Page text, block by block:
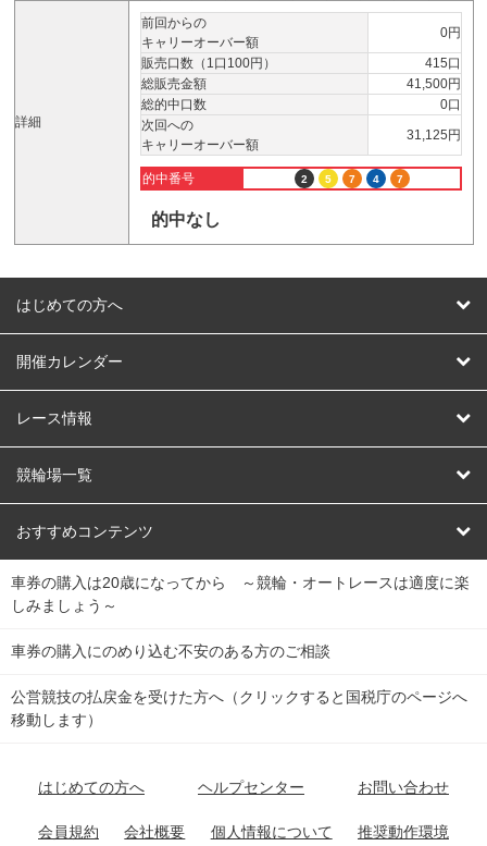
詳細
前回からの
キャリーオーバー額
0円
販売口数（1口100円）
415口
総販売金額
41,500円
総的中口数
0口
次回への
キャリーオーバー額
31,125円
的中番号 2 5 7 4 7
的中なし
はじめての方へ
はじめての方へ
開催カレンダー
競輪
オートレース
競輪くじ
Dokanto!
チャリロトプラザ
レース情報
レース予想
レース結果
キャリーオーバー一覧
競輪場一覧
北日本 函館競輪場
関
東
弥彦競輪場 前橋競輪場 取手競輪場 宇都宮競輪場
関
東
小田原競輪場
名古屋競輪場 岐阜競輪場 大垣競輪場 豊橋競輪場
富山競輪場 松阪競輪場 四日市競輪場
おすすめコンテンツ
競輪選手情報
Perfecta Navi
netkeirin
車券の購入は20歳になってから ～競輪・オートレースは適度に楽
しみましょう～
車券の購入にのめり込む不安のある方のご相談
公営競技の払戻金を受けた方へ（クリックすると国税庁のページへ
移動します）
はじめての方へ ヘルプセンター お問い合わせ
会員規約 会社概要 個人情報について 推奨動作環境